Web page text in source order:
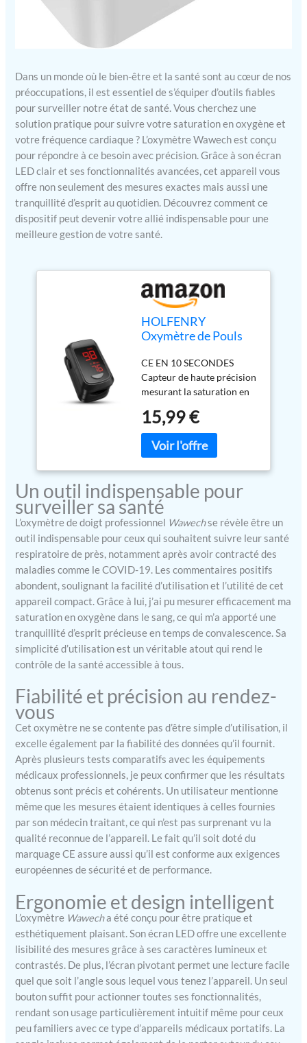
Dans un monde où le bien-être et la santé sont au cœur de nos
préoccupations, il est essentiel de s’équiper d’outils fiables
pour surveiller notre état de santé. Vous cherchez une
solution pratique pour suivre votre saturation en oxygène et
votre fréquence cardiaque ? L’oxymètre Wawech est conçu
pour répondre à ce besoin avec précision. Grâce à son écran
LED clair et ses fonctionnalités avancées, cet appareil vous
offre non seulement des mesures exactes mais aussi une
tranquillité d’esprit au quotidien. Découvrez comment ce
dispositif peut devenir votre allié indispensable pour une
meilleure gestion de votre santé.
HOLFENRY
Oxymètre de Pouls
Saturomètre de
Doigt, Moniteur
SpO2 et Fréquence
Cardiaque (PR), Écran
OLED avec Indice de
Perfusion (PI),
Mesure Rapide 10
Cordon et Piles
CE EN 10 SECONDES
Capteur de haute précision
mesurant la saturation en
exactitude de ±2% (plage
70-100%) et la fréquence
cardiaque (PR) de 25-250
secondes pour un suivi
santé quotidien de niveau.
ÉCRAN OLED MULTI-
DIRECTIONNEL AVEC
INDICE DE PERFUSION
(PI) Affichage OLED
couleur haute définition
lisible dans l'obscurité.
Affiche SpO2, fréquence
cardiaque, histogramme
d'intensité du pouls et
plethysmogramme. Bouton
de fonction permettant de
PR et l'Indice de Perfusion
avanc￩e. CONFORTABLE
ET ANTID￉RAPANT
Design ergonomique avec
trou en caoutchouc
antidérapant pour un
maintien optimal du doigt.
Silicone médical doux et
hypoallergénique
garantissant un confort
maximal lors des mesures,
sans douleur ni g￪ne.
AVEC ARRÊT
AUTOMATIQUE Fonction
d'arrêt automatique
intelligent après inactivité
pour prolonger la durée de
vie des piles.
Fonctionnement avec 2
piles AAA 1,5V (fournies).
Livré prêt à l'emploi avec
cordon de transport
pratique. LARGE GAMME
15,99 €
Un outil indispensable pour
surveiller sa santé
L’oxymètre de doigt professionnel Wawechse révèle être un
outil indispensable pour ceux qui souhaitent suivre leur santé
respiratoire de près, notamment après avoir contracté des
maladies comme le COVID-19. Les commentaires positifs
abondent, soulignant la facilité d’utilisation et l’utilité de cet
appareil compact. Grâce à lui, j’ai pu mesurer efficacement ma
saturation en oxygène dans le sang, ce qui m’a apporté une
tranquillité d’esprit précieuse en temps de convalescence. Sa
simplicité d’utilisation est un véritable atout qui rend le
contrôle de la santé accessible à tous.
Fiabilité et précision au rendez-
vous
Cet oxymètre ne se contente pas d’être simple d’utilisation, il
excelle également par la fiabilité des données qu’il fournit.
Après plusieurs tests comparatifs avec les équipements
médicaux professionnels, je peux confirmer que les résultats
obtenus sont précis et cohérents. Un utilisateur mentionne
même que les mesures étaient identiques à celles fournies
par son médecin traitant, ce qui n’est pas surprenant vu la
qualité reconnue de l’appareil. Le fait qu’il soit doté du
marquage CE assure aussi qu’il est conforme aux exigences
européennes de sécurité et de performance.
Ergonomie et design intelligent
L’oxymètre Wawecha été conçu pour être pratique et
esthétiquement plaisant. Son écran LED offre une excellente
lisibilité des mesures grâce à ses caractères lumineux et
contrastés. De plus, l’écran pivotant permet une lecture facile
quel que soit l’angle sous lequel vous tenez l’appareil. Un seul
bouton suffit pour actionner toutes ses fonctionnalités,
rendant son usage particulièrement intuitif même pour ceux
peu familiers avec ce type d’appareils médicaux portatifs. La